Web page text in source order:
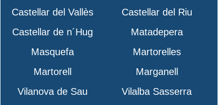
Castellar del Vallès
Castellar del Riu
Castellar de n´Hug
Matadepera
Masquefa
Martorelles
Martorell
Marganell
Vilanova de Sau
Vilalba Sasserra